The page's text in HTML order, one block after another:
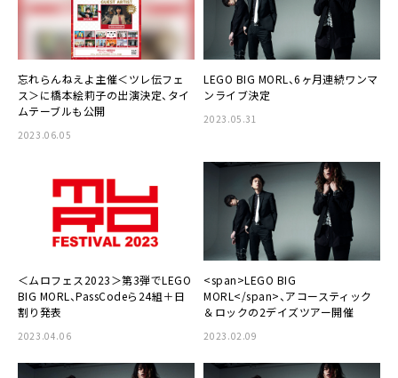
忘れらんねえよ主催＜ツレ伝フェ
ス＞に橋本絵莉子の出演決定、タイ
ムテーブルも公開
2023.06.05
LEGO BIG MORL、6ヶ月連続ワンマ
ンライブ決定
2023.05.31
＜ムロフェス2023＞第3弾でLEGO
BIG MORL、PassCodeら24組＋日
割り発表
2023.04.06
<span>LEGO BIG
MORL</span>、アコースティック
＆ロックの2デイズツアー開催
2023.02.09